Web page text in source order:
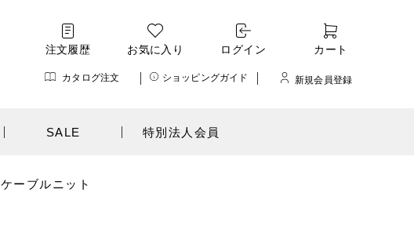
注文履歴 お気に入り ログイン カート
カタログ注文 ショッピングガイド 新規会員登録
SALE 特別法人会員
ーブルニット